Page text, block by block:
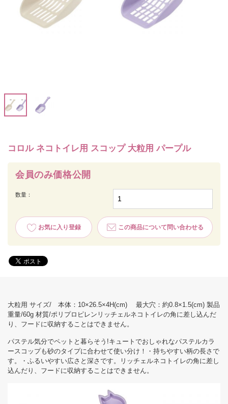
コロル ネコトイレ用 スコップ 大粒用 パープル
会員のみ価格公開
数量：
お気に入り登録 この商品について問い合わせる
大粒用 サイズ/ 本体：10×26.5×4H(cm) 最大穴：約0.8×1.5(cm) 製品
重量/60g 材質/ポリプロピレンリッチェルネコトイレの角に差し込んだ
り、フードに収納することはできません。
パステル気分でペットと暮らそう!キュートでおしゃれなパステルカラ
ースコップも砂のタイプに合わせて使い分け！・持ちやすい柄の長さで
す。・ふるいやすい広さと深さです。リッチェルネコトイレの角に差し
込んだり、フードに収納することはできません。